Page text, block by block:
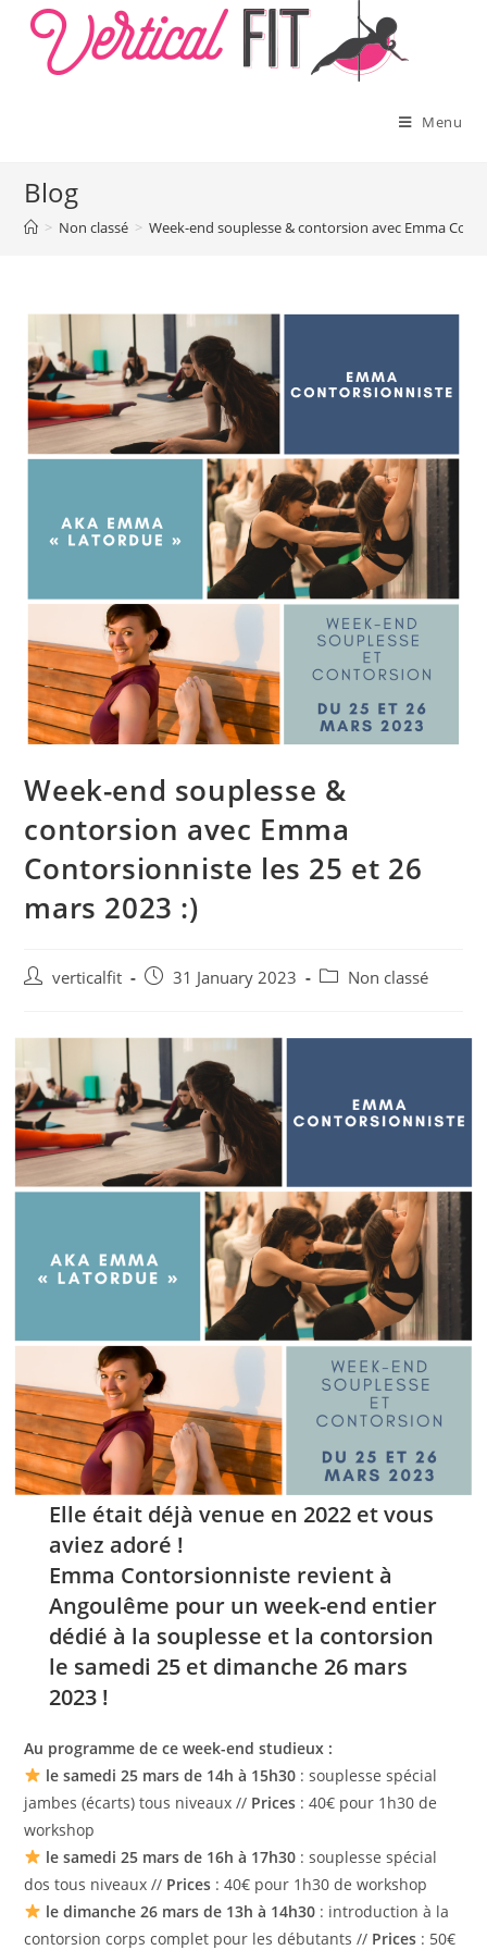
content
Menu
Blog
> Non classé > Week-end souplesse & contorsion avec Emma
Week-end souplesse &
contorsion avec Emma
Contorsionniste les 25 et 26
mars 2023 :)
Postverticalfit
Post31 January 2023
PostNon classé
Elle était déjà venue en 2022 et vous
aviez adoré !
Emma Contorsionniste revient à
Angoulême pour un week-end entier
dédié à la souplesse et la contorsion
le samedi 25 et dimanche 26 mars
2023 !
Au programme de ce week-end studieux :
le samedi 25 mars de 14h à 15h30 : souplesse spécial
jambes (écarts) tous niveaux // Prices : 40€ pour 1h30 de
workshop
le samedi 25 mars de 16h à 17h30 : souplesse spécial
dos tous niveaux // Prices : 40€ pour 1h30 de workshop
le dimanche 26 mars de 13h à 14h30 : introduction à la
contorsion corps complet pour les débutants // Prices : 50€